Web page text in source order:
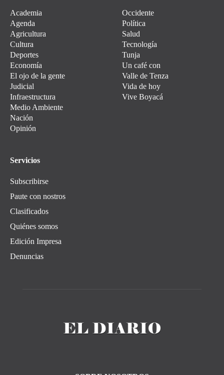
Academia
Agenda
Agricultura
Cultura
Deportes
Economía
El ojo de la gente
Judicial
Infraestructura
Medio Ambiente
Nación
Opinión
Occidente
Política
Salud
Tecnología
Tunja
Un café con
Valle de Tenza
Vida de hoy
Vive Boyacá
Servicios
Subscribirse
Paute con nostros
Clasificados
Quiénes somos
Edición Impresa
Denuncias